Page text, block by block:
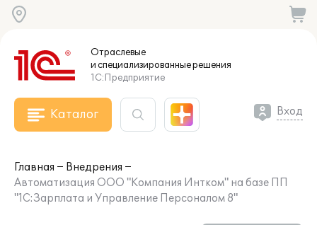
Отраслевые
и специализированныерешения
1С:Предприятие
Каталог Вход
Главная
Внедрения
Автоматизация ООО "Компания Интком" на базе ПП
"1С:Зарплата и Управление Персоналом 8"